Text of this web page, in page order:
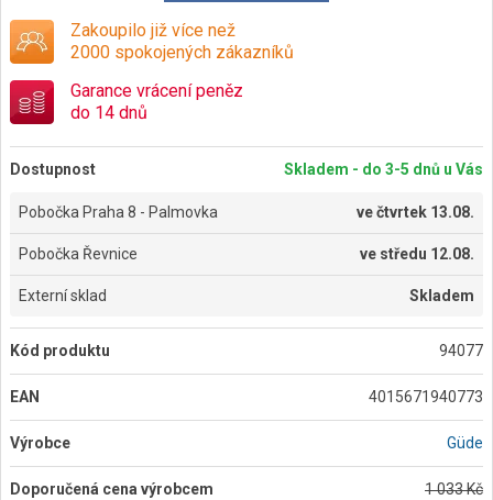
Zakoupilo již více než
2000 spokojených zákazníků
Garance vrácení peněz
do 14 dnů
Dostupnost Skladem - do 3-5 dnů u Vás
Pobočka Praha 8 - Palmovka večtvrtek 13.08.
Pobočka Řevnice ve středu 12.08.
Externí sklad Skladem
Kód produktu 94077
EAN 4015671940773
Výrobce Güde
Doporučená cena výrobcem
1 033 Kč